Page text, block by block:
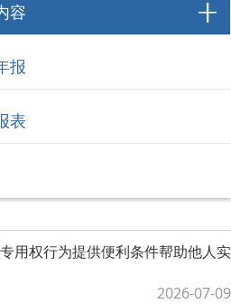
容
报
表
用权行为提供便利条件帮助他人实
2026-07-09